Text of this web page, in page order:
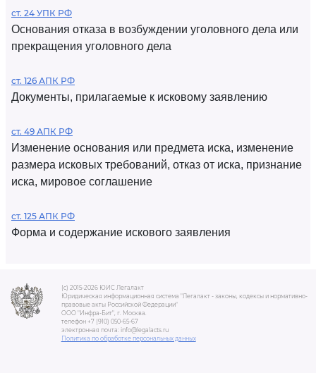
ст. 24 УПК РФ
Основания отказа в возбуждении уголовного дела или
прекращения уголовного дела
ст. 126 АПК РФ
Документы, прилагаемые к исковому заявлению
ст. 49 АПК РФ
Изменение основания или предмета иска, изменение
размера исковых требований, отказ от иска, признание
иска, мировое соглашение
ст. 125 АПК РФ
Форма и содержание искового заявления
(c) 2015-2026 ЮИС Легалакт
Юридическая информационная система "Легалакт - законы, кодексы и нормативно-
правовые акты Российской Федерации"
ООО "Инфра-Бит", г. Москва.
телефон +7 (910) 050-65-67
электронная почта: info@legalacts.ru
Политика по обработке персональных данных